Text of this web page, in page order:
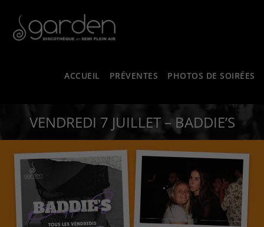
ACCUEIL PRÉVENTES PHOTOS DE SOIRÉES
VENDREDI 7 JUILLET – BADDIE’S